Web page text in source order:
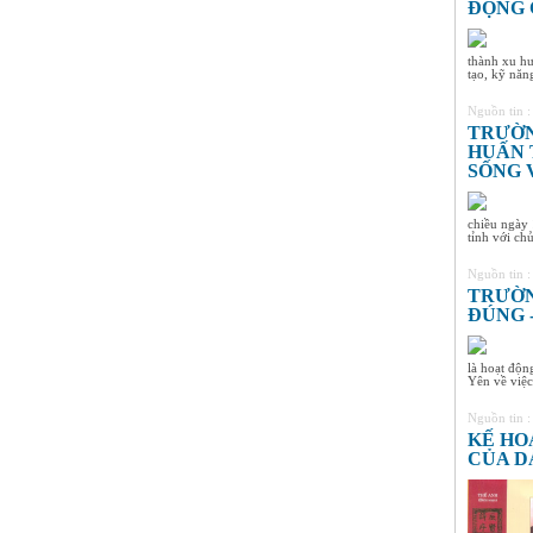
ĐỘNG
thành xu
tạo, kỹ
Nguồn tin :
HUẤN
SỐNG
chiều ngày
tỉnh với chủ
Nguồn tin :
ĐÚNG
là hoạt
Yên về
Nguồn tin :
KẾ
CỦA